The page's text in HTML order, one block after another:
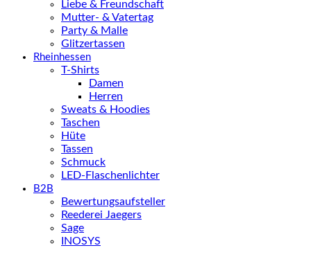
Liebe & Freundschaft
Mutter- & Vatertag
Party & Malle
Glitzertassen
Rheinhessen
T-Shirts
Damen
Herren
Sweats & Hoodies
Taschen
Hüte
Tassen
Schmuck
LED-Flaschenlichter
B2B
Bewertungsaufsteller
Reederei Jaegers
Sage
INOSYS